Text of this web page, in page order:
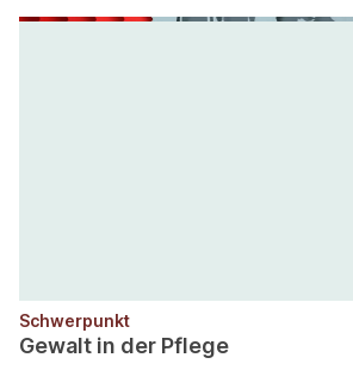
Schwerpunkt
Gewalt in der Pflege